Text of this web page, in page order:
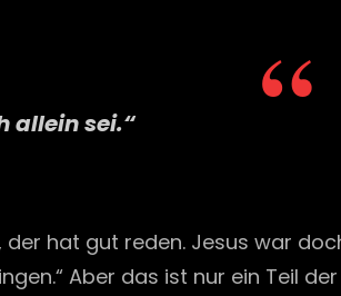
allein sei.“
der hat gut reden. Jesus war
Aber das ist nur ein Teil der